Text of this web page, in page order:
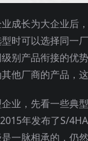
成长为大企业后
时可以选择同一
别产品衔接的优
他厂商的产品，
业，先看一些典
2015年发布了S/
一脉相承的，仍